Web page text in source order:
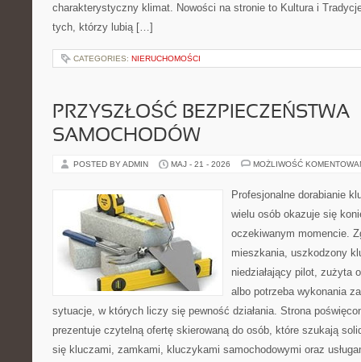
charakterystyczny klimat. Nowości na stronie to Kultura i
tych, którzy lubią […]
CATEGORIES: NIERUCHOMOŚCI
PRZYSZŁOŚĆ BEZPIECZEŃSTWA
SAMOCHODÓW
POSTED BY ADMIN MAJ - 21 - 2026 MOŻLIWOŚĆ
Profesjonalne dorabianie
wielu osób okazuje się
oczekiwanym momencie.
mieszkania, uszkodzony
niedziałający pilot, zużyta
albo potrzeba wykonania
sytuacje, w których liczy się pewność działania. Strona
prezentuje czytelną ofertę skierowaną do osób, które szukają
się kluczami, zamkami, kluczykami samochodowymi oraz